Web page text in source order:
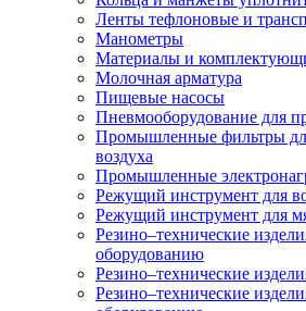
Ленты тефлоновые и
Манометры
Материалы и
Молочная арматура
Пищевые насосы
Пневмооборудование для
Промышленные фильтры
воздуха
Промышленные
Режущий инструмент для
Режущий инструмент для
Резино–технические
оборудованию
Резино–технические
Резино–технические